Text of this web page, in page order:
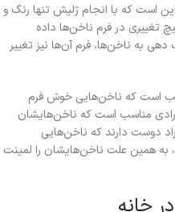
است که با انجام ژلیش تنها رنگ و
در فرم ناخن‌ها داده
به ناخن‌ها، فرم آن‌ها نیز تغییر
است که ناخن‌هایی خوش فرم
مناسب است که ناخن‌هایشان
دوست دارند که ناخن‌هایی
همین علت ناخن‌هایشان را لمینت